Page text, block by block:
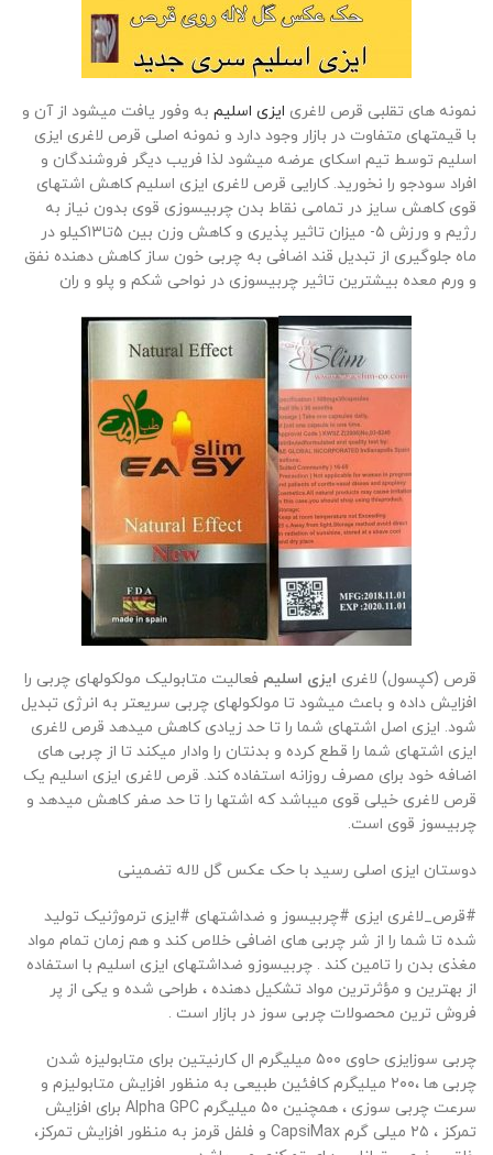
نمونه های تقلبی قرص لاغری ایزی اسلیم به وفور یافت میشود از آن و
با قیمتهای متفاوت در بازار وجود دارد و نمونه اصلی قرص لاغری ایزی
اسلیم توسط تیم اسکای عرضه میشود لذا فریب دیگر فروشندگان و
افراد سودجو را نخورید. کارایی قرص لاغری ایزی اسلیم کاهش اشتهای
قوی کاهش سایز در تمامی نقاط بدن چربیسوزی قوی بدون نیاز به
رژیم و ورزش ۵- میزان تاثیر پذیری و کاهش وزن بین ۵تا۱۳کیلو در
ماه جلوگیری از تبدیل قند اضافی به چربی خون ساز کاهش دهنده نفق
و ورم معده بیشترین تاثیر چربیسوزی در نواحی شکم و پلو و ران
قرص (کپسول) لاغری ایزی اسلیم فعالیت متابولیک مولکولهای چربی را
افزایش داده و باعث میشود تا مولکولهای چربی سریعتر به انرژی تبدیل
شود. ایزی اصل اشتهای شما را تا حد زیادی کاهش میدهد قرص لاغری
ایزی اشتهای شما را قطع کرده و بدنتان را وادار میکند تا از چربی های
اضافه خود برای مصرف روزانه استفاده کند. قرص لاغری ایزی اسلیم یک
قرص لاغری خیلی قوی میباشد که اشتها را تا حد صفر کاهش میدهد و
چربیسوز قوی است.
دوستان ایزی اصلی رسید با حک عکس گل لاله تضمینی
#قرص_لاغری ایزی #چربیسوز و ضداشتهای #ایزی ترموژنیک تولید
شده تا شما را از شر چربی های اضافی خلاص کند و هم زمان تمام مواد
مغذی بدن را تامین کند . چربیسوزو ضداشتهای ایزی اسلیم با استفاده
از بهترین و مؤثرترین مواد تشکیل دهنده ، طراحی شده و یکی از پر
فروش ترین محصولات چربی سوز در بازار است .
چربی سوزایزی حاوی ۵۰۰ میلیگرم ال کارنیتین برای متابولیزه شدن
چربی ها ،۲۰۰ میلیگرم کافئین طبیعی به منظور افزایش متابولیزم و
سرعت چربی سوزی ، همچنین ۵۰ میلیگرم Alpha GPC برای افزایش
تمرکز ، ۲۵ میلی گرم CapsiMax و فلفل قرمز به منظور افزایش تمرکز،